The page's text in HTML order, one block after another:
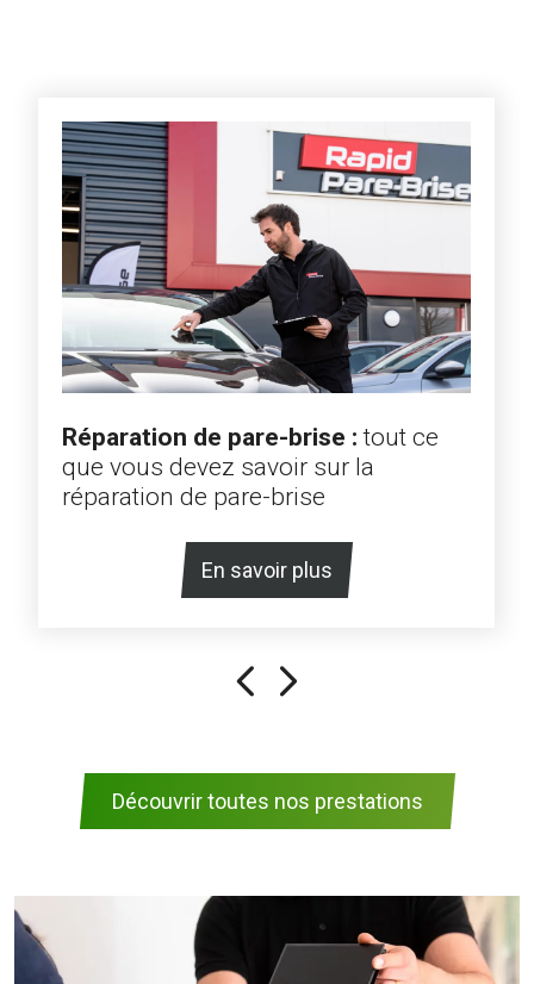
Réparation de pare-brise :tout ce
que vous devez savoir sur la
réparation de pare-brise
En savoir plus
Découvrir toutes nos prestations